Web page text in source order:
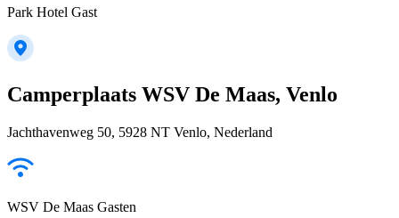
Park Hotel Gast
Camperplaats WSV De Maas, Venlo
Jachthavenweg 50, 5928 NT Venlo, Nederland
WSV De Maas Gasten